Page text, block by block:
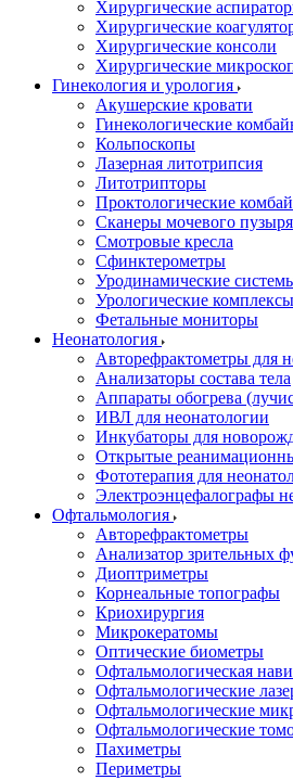
Хирургические
Хирургические
Хирургические консоли
Хирургические
Гинекология и урология
Акушерские кровати
Гинекологические
Кольпоскопы
Лазерная литотрипсия
Литотрипторы
Проктологические
Сканеры мочевого пузыря
Смотровые кресла
Сфинктерометры
Уродинамические
Урологические комплексы
Фетальные мониторы
Неонатология
Авторефрактометры для
Анализаторы состава тела
Аппараты обогрева
ИВЛ для неонатологии
Инкубаторы для
Открытые
Фототерапия для
Электроэнцефалографы
Офтальмология
Авторефрактометры
Анализатор зрительных
Диоптриметры
Корнеальные топографы
Криохирургия
Микрокератомы
Оптические биометры
Офтальмологическая
Офтальмологические
Офтальмологические
Офтальмологические
Пахиметры
Периметры